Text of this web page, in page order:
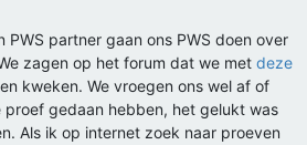
PWS partner gaan ons PWS doen over
zagen op het forum dat we met deze
kweken. We vroegen ons wel af of
gedaan hebben, het gelukt was
Als ik op internet zoek naar proeven